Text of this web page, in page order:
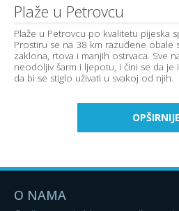
Plaže u Petrovcu
Plaže u Petrovcu po kvalitetu pijeska
Prostiru se na 38 km razuđene obale
zaklona, rtova i manjih ostrvaca. Sve
neodoljiv šarm i ljepotu, i čini se da
da bi se stiglo uživati u svakoj od njih.
OPŠIRNIJE
O NAMA